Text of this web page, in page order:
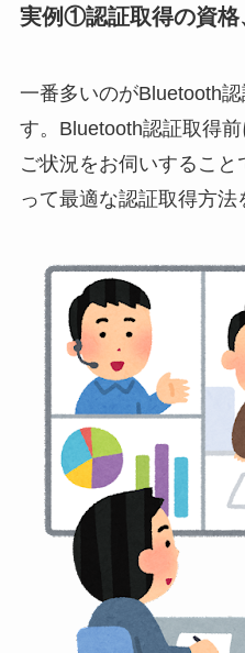
実例①認証取得の資格
一番多いのがBluetooth
す。Bluetooth認証取得
ご状況をお伺いすること
って最適な認証取得方法